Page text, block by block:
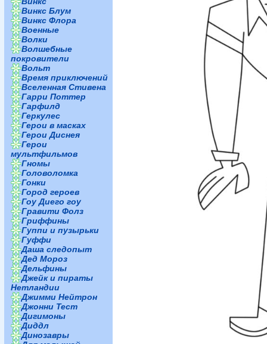
Винкс Блум
Винкс Флора
Военные
Волки
Волшебные
покровители
Вольт
Время приключений
Вселенная Стивена
Гарри Поттер
Гарфилд
Геркулес
Герои в масках
Герои Диснея
Герои
мультфильмов
Гномы
Головоломка
Гонки
Город героев
Гоу Диего гоу
Гравити Фолз
Гриффины
Гуппи и пузырьки
Гуффи
Даша следопыт
Дед Мороз
Дельфины
Джейк и пираты
Нетландии
Джимми Нейтрон
Джонни Тест
Дигимоны
Диддл
Динозавры